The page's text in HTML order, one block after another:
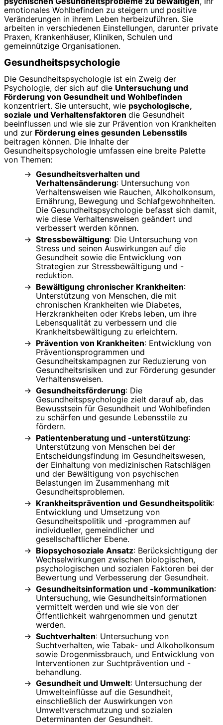
emotionales Wohlbefinden zu steigern und positive
Veränderungen in ihrem Leben herbeizuführen. Sie
arbeiten in verschiedenen Einstellungen, darunter private
Praxen, Krankenhäuser, Kliniken, Schulen und
gemeinnützige Organisationen.
Gesundheitspsychologie
Die Gesundheitspsychologie ist ein Zweig der
Psychologie, der sich auf die Untersuchung und
Förderung von Gesundheit und Wohlbefinden
konzentriert. Sie untersucht, wie psychologische,
soziale und Verhaltensfaktoren die Gesundheit
beeinflussen und wie sie zur Prävention von Krankheiten
und zur Förderung eines gesunden Lebensstils
beitragen können. Die Inhalte der
Gesundheitspsychologie umfassen eine breite Palette
von Themen:
Gesundheitsverhalten und
Verhaltensänderung: Untersuchung von
Verhaltensweisen wie Rauchen, Alkoholkonsum,
Ernährung, Bewegung und Schlafgewohnheiten.
Die Gesundheitspsychologie befasst sich damit,
wie diese Verhaltensweisen geändert und
verbessert werden können.
Stressbewältigung: Die Untersuchung von
Stress und seinen Auswirkungen auf die
Gesundheit sowie die Entwicklung von
Strategien zur Stressbewältigung und -
reduktion.
Bewältigung chronischer Krankheiten:
Unterstützung von Menschen, die mit
chronischen Krankheiten wie Diabetes,
Herzkrankheiten oder Krebs leben, um ihre
Lebensqualität zu verbessern und die
Krankheitsbewältigung zu erleichtern.
Prävention von Krankheiten: Entwicklung von
Präventionsprogrammen und
Gesundheitskampagnen zur Reduzierung von
Gesundheitsrisiken und zur Förderung gesunder
Verhaltensweisen.
Gesundheitsförderung: Die
Gesundheitspsychologie zielt darauf ab, das
Bewusstsein für Gesundheit und Wohlbefinden
zu schärfen und gesunde Lebensstile zu
fördern.
Patientenberatung und -unterstützung:
Unterstützung von Menschen bei der
Entscheidungsfindung im Gesundheitswesen,
der Einhaltung von medizinischen Ratschlägen
und der Bewältigung von psychischen
Belastungen im Zusammenhang mit
Gesundheitsproblemen.
Krankheitsprävention und Gesundheitspolitik:
Entwicklung und Umsetzung von
Gesundheitspolitik und -programmen auf
individueller, gemeindlicher und
gesellschaftlicher Ebene.
Biopsychosoziale Ansatz: Berücksichtigung der
Wechselwirkungen zwischen biologischen,
psychologischen und sozialen Faktoren bei der
Bewertung und Verbesserung der Gesundheit.
Gesundheitsinformation und -kommunikation:
Untersuchung, wie Gesundheitsinformationen
vermittelt werden und wie sie von der
Öffentlichkeit wahrgenommen und genutzt
werden.
Suchtverhalten: Untersuchung von
Suchtverhalten, wie Tabak- und Alkoholkonsum
sowie Drogenmissbrauch, und Entwicklung von
Interventionen zur Suchtprävention und -
behandlung.
Gesundheit und Umwelt: Untersuchung der
Umwelteinflüsse auf die Gesundheit,
einschließlich der Auswirkungen von
Umweltverschmutzung und sozialen
Determinanten der Gesundheit.